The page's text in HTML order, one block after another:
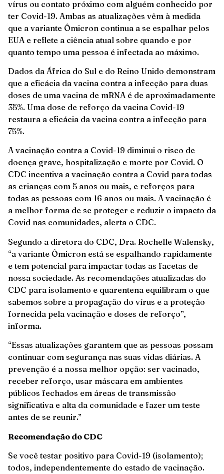
vírus ou contato próximo com alguém conhecido por
ter Covid-19. Ambas as atualizações vêm à medida
que a variante Ômicron continua a se espalhar pelos
EUA e reflete a ciência atual sobre quando e por
quanto tempo uma pessoa é infectada ao máximo.
Dados da África do Sul e do Reino Unido demonstram
que a eficácia da vacina contra a infecção para duas
doses de uma vacina de mRNA é de aproximadamente
35%. Uma dose de reforço da vacina Covid-19
restaura a eficácia da vacina contra a infecção para
75%.
A vacinação contra a Covid-19 diminui o risco de
doença grave, hospitalização e morte por Covid. O
CDC incentiva a vacinação contra a Covid para todas
as crianças com 5 anos ou mais, e reforços para
todas as pessoas com 16 anos ou mais. A vacinação é
a melhor forma de se proteger e reduzir o impacto da
Covid nas comunidades, alerta o CDC.
Segundo a diretora do CDC, Dra. Rochelle Walensky,
“a variante Ômicron está se espalhando rapidamente
e tem potencial para impactar todas as facetas de
nossa sociedade. As recomendações atualizadas do
CDC para isolamento e quarentena equilibram o que
sabemos sobre a propagação do vírus e a proteção
fornecida pela vacinação e doses de reforço”,
informa.
“Essas atualizações garantem que as pessoas possam
continuar com segurança nas suas vidas diárias. A
prevenção é a nossa melhor opção: ser vacinado,
receber reforço, usar máscara em ambientes
públicos fechados em áreas de transmissão
significativa e alta da comunidade e fazer um teste
antes de se reunir.”
Recomendação do CDC
Se você testar positivo para Covid-19 (isolamento);
todos, independentemente do estado de vacinação.